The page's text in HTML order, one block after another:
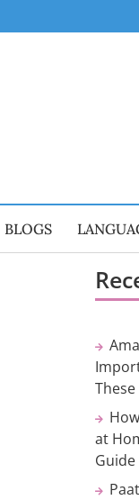
BLOGS
These
at
Guide